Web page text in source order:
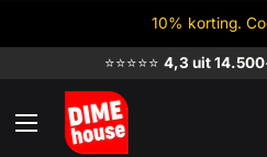
10% korting.
✔Achteraf